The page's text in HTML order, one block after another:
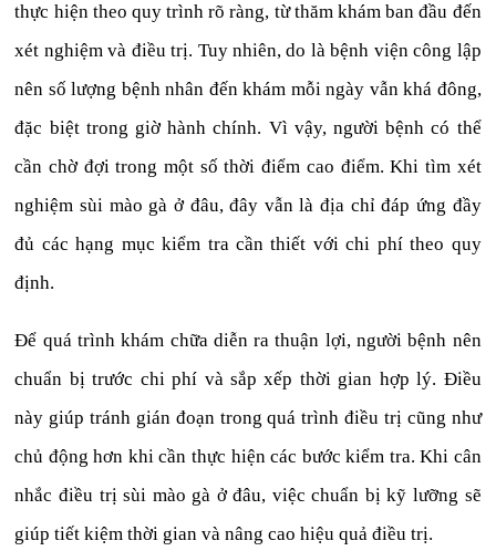
thực hiện theo quy trình rõ ràng, từ thăm khám ban đầu đến
xét nghiệm và điều trị. Tuy nhiên, do là bệnh viện công lập
nên số lượng bệnh nhân đến khám mỗi ngày vẫn khá đông,
đặc biệt trong giờ hành chính. Vì vậy, người bệnh có thể
cần chờ đợi trong một số thời điểm cao điểm. Khi tìm xét
nghiệm sùi mào gà ở đâu, đây vẫn là địa chỉ đáp ứng đầy
đủ các hạng mục kiểm tra cần thiết với chi phí theo quy
định.
Để quá trình khám chữa diễn ra thuận lợi, người bệnh nên
chuẩn bị trước chi phí và sắp xếp thời gian hợp lý. Điều
này giúp tránh gián đoạn trong quá trình điều trị cũng như
chủ động hơn khi cần thực hiện các bước kiểm tra. Khi cân
nhắc điều trị sùi mào gà ở đâu, việc chuẩn bị kỹ lưỡng sẽ
giúp tiết kiệm thời gian và nâng cao hiệu quả điều trị.